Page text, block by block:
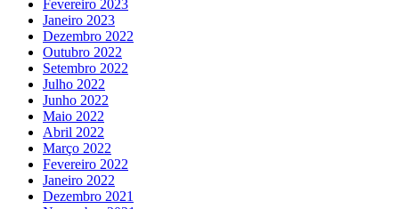
Fevereiro 2023
Janeiro 2023
Dezembro 2022
Outubro 2022
Setembro 2022
Julho 2022
Junho 2022
Maio 2022
Abril 2022
Março 2022
Fevereiro 2022
Janeiro 2022
Dezembro 2021